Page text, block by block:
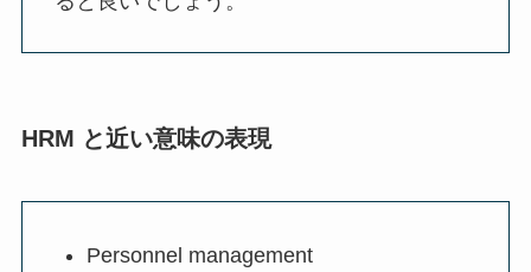
HRM と近い意味の表現
Personnel management